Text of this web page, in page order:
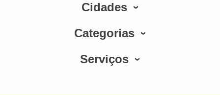
Cidades
Categorias
Serviços